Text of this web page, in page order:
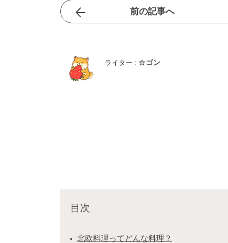
前の記事へ
ライター : ☆ゴン
目次
北欧料理ってどんな料理？